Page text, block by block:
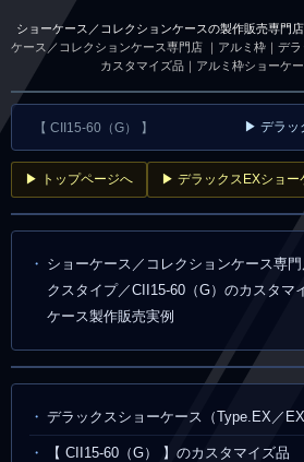
ショーケース／コレクションケースの製作販売専門
ケース／コレクションケース専門店 ｜アルミ枠｜デ
カスタマイズ品｜アルミ枠ショーケ
【 CII15-60（G） 】 ▶ デラッ
▶ トップページへ ▶ デラックスEXショー
ショーケース／コレクションケース専
クスタイプ／CII15-60（G）のカスタマ
ケース製作販売実例
デラックスショーケース（Type.EX／
【 CII15-60（G） 】のカスタマイズ品